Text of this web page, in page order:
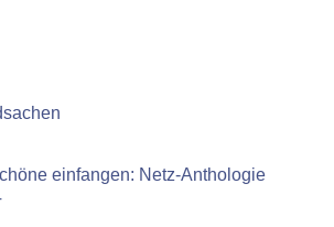
einfangen: Netz-Anthologie